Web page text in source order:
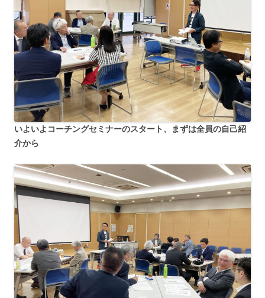
いよいよコーチングセミナーのスタート、まずは全員の自己紹
介から